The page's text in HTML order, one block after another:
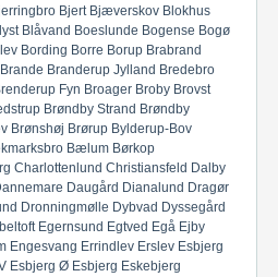
Bjert Bjæverskov Blokhus
Blåvand Boeslunde Bogense Bogø
Bording Borre Borup Brabrand
Brande Branderup Jylland Bredebro
Fyn Broager Broby Brovst
Brøndby Strand Brøndby
Brønshøj Brørup Bylderup-Bov
Bælum Børkop
Charlottenlund Christiansfeld Dalby
Daugård Dianalund Dragør
Dronningmølle Dybvad Dyssegård
Egernsund Egtved Egå Ejby
Engesvang Errindlev Erslev Esbjerg
Esbjerg Ø Esbjerg Eskebjerg